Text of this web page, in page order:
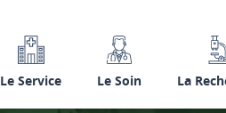
Le Service Le Soin La